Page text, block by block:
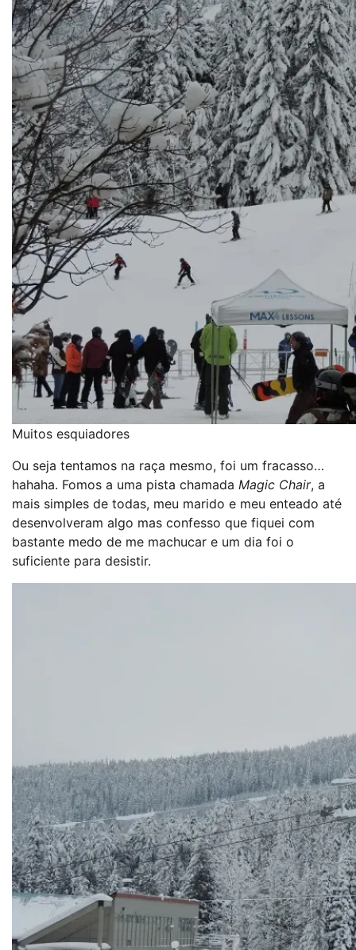
Muitos esquiadores
Ou seja tentamos na raça mesmo, foi um fracasso…
hahaha. Fomos a uma pista chamada Magic Chair, a
mais simples de todas, meu marido e meu enteado até
desenvolveram algo mas confesso que fiquei com
bastante medo de me machucar e um dia foi o
suficiente para desistir.